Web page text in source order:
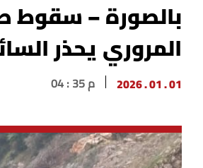
بالصورة – سقوط
المروري يحذر
01 . 01 . 2026 04 : 35 م